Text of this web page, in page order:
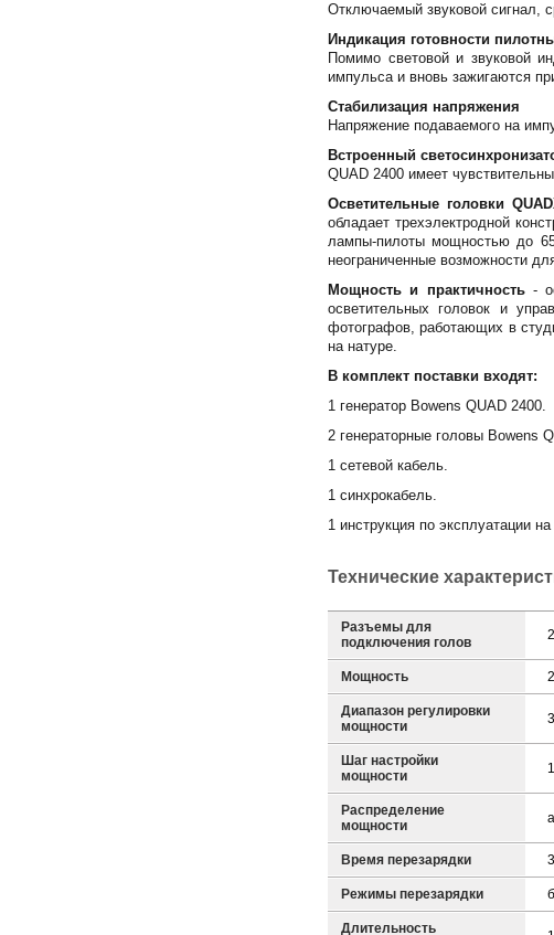
Отключаемый звуковой сигнал,
Индикация готовности
Помимо световой и звуковой
импульса и вновь зажигаются
Стабилизация напряжения
Напряжение подаваемого на
Встроенный
QUAD 2400 имеет
Осветительные головки
обладает трехэлектродной
лампы-пилоты мощностью до
неограниченные возможности
Мощность и практичность-
осветительных головок и
фотографов, работающих в
на натуре.
В комплект поставки входят:
1 генератор Bowens QUAD 2400.
2 генераторные головы Bowens
1 сетевой кабель.
1 синхрокабель.
1 инструкция по эксплуатации
Технические
Разъемы для
подключения голов
Мощность
Диапазон регулировки
мощности
Шаг настройки
мощности
Распределение
мощности
Время перезарядки
Режимы перезарядки
Длительность